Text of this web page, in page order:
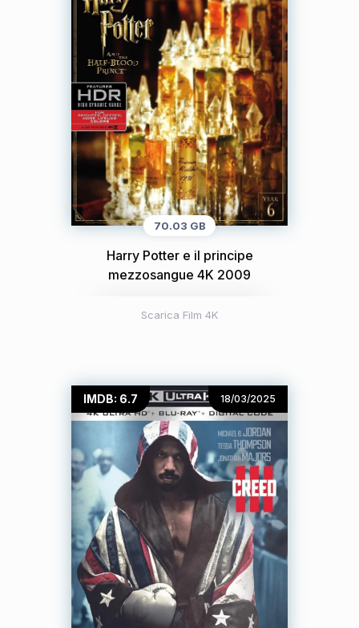
70.03 GB
Harry Potter e il principe
mezzosangue 4K 2009
Scarica Film 4K
IMDB: 6.7 18/03/2025